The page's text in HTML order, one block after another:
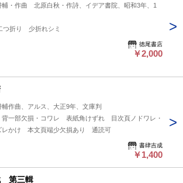
輔・作曲 北原白秋・作詩、イデア書院、昭和3年、1
つ折り 少折れシミ
徳尾書店
￥2,000
輔作曲、アルス、大正9年、文庫判
一部欠損・コワレ 表紙角けずれ 目次頁ノドワレ・
レかけ 本文頁端少欠損あり 通読可
書肆吉成
￥1,400
第三輯